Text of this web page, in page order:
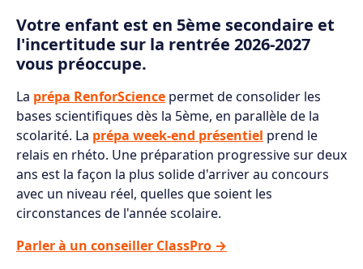
Votre enfant est en 5ème secondaire et
l'incertitude sur la rentrée 2026-2027
vous préoccupe.
La prépa RenforScience permet de consolider les
bases scientifiques dès la 5ème, en parallèle de la
scolarité. La prépa week-end présentiel prend le
relais en rhéto. Une préparation progressive sur deux
ans est la façon la plus solide d'arriver au concours
avec un niveau réel, quelles que soient les
circonstances de l'année scolaire.
Parler à un conseiller ClassPro →